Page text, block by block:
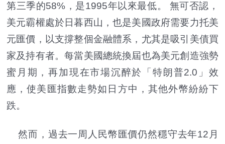
第三季的58%，是1995年以來最低。 無可否認，
美元霸權處於日暮西山，也是美國政府需要力托美
元匯價，以支撐整個金融體系，尤其是吸引美債買
家及持有者。每當美國總統換屆也為美元創造強勢
蜜月期，再加現在市場沉醉於「特朗普2.0」效
應，使美匯指數走勢如日方中，其他外幣紛紛下
跌。
然而，過去一周人民幣匯價仍然穩守去年12月